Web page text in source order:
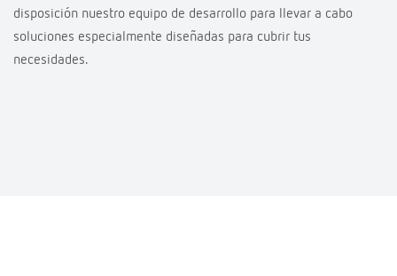
disposición nuestro equipo de desarrollo para llevar a cabo
soluciones especialmente diseñadas para cubrir tus
necesidades.